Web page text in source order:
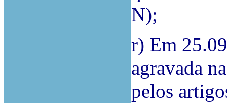
N);
r) Em
agravada
pelos